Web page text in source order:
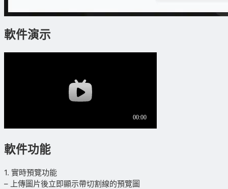
軟件演示
軟件功能
1. 實時預覽功能
– 上傳圖片後立即顯示帶切割線的預覽圖